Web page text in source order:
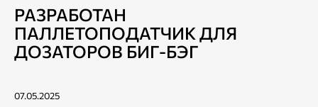
РАЗРАБОТАН
ПАЛЛЕТОПОДАТЧИК ДЛЯ
ДОЗАТОРОВ БИГ-БЭГ
07.05.2025